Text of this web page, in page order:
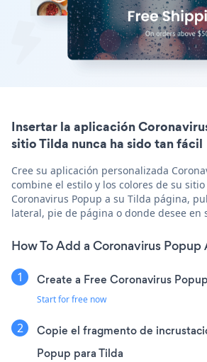
Insertar la aplicación
sitio Tilda nunca ha sido tan fácil
Cree su aplicación personalizada
combine el estilo y los colores de su
Coronavirus Popup a su Tilda página,
lateral, pie de página o donde desee en
How To Add a Coronavirus Popup
Create a Free Coronavirus
Start for free now
Copie el fragmento de
Popup para Tilda